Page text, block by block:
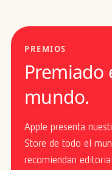
PREMIOS
Premiado
mundo.
Apple presenta
Store de todo el
recomiendan